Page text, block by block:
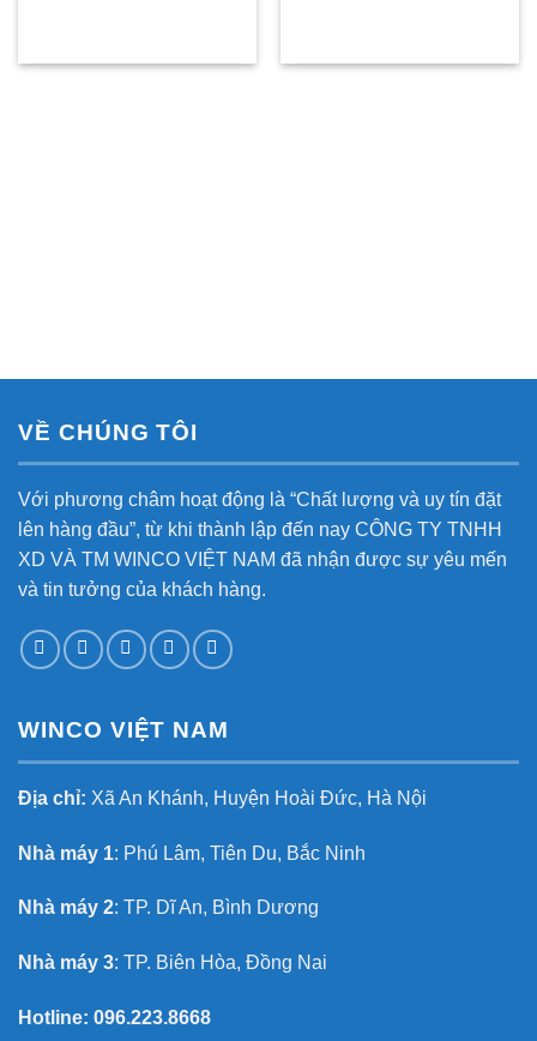
VỀ CHÚNG TÔI
Với phương châm hoạt động là “Chất lượng và uy tín đặt
lên hàng đầu”, từ khi thành lập đến nay CÔNG TY TNHH
XD VÀ TM WINCO VIỆT NAM đã nhận được sự yêu mến
và tin tưởng của khách hàng.
WINCO VIỆT NAM
Địa chỉ: Xã An Khánh, Huyện Hoài Đức, Hà Nội
Nhà máy 1: Phú Lâm, Tiên Du, Bắc Ninh
Nhà máy 2: TP. Dĩ An, Bình Dương
Nhà máy 3: TP. Biên Hòa, Đồng Nai
Hotline: 096.223.8668